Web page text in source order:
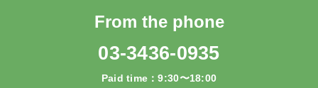
From the phone
03-3436-0935
Paid time：9:30〜18:00